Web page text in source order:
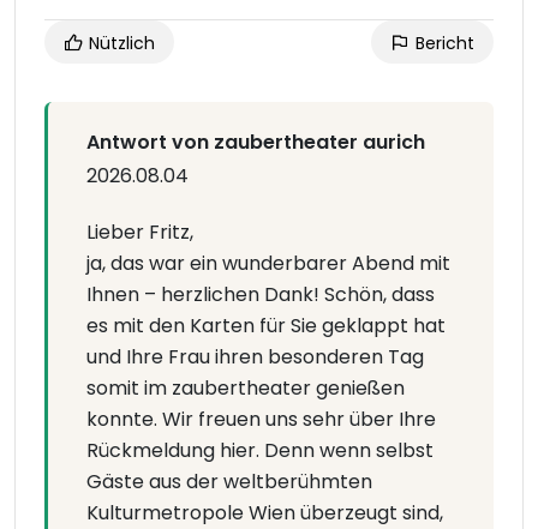
Nützlich Bericht
Antwort von zaubertheater aurich
2026.08.04
Lieber Fritz,
ja, das war ein wunderbarer Abend mit
Ihnen – herzlichen Dank! Schön, dass
es mit den Karten für Sie geklappt hat
und Ihre Frau ihren besonderen Tag
somit im zaubertheater genießen
konnte. Wir freuen uns sehr über Ihre
Rückmeldung hier. Denn wenn selbst
Gäste aus der weltberühmten
Kulturmetropole Wien überzeugt sind,